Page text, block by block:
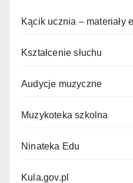
Kącik ucznia – materiały
Kształcenie słuchu
Audycje muzyczne
Muzykoteka szkolna
Ninateka Edu
Kula.gov.pl